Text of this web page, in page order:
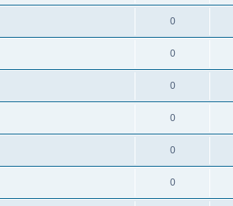
0
0
0
0
0
0